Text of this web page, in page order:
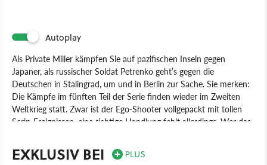
Autoplay
Als Private Miller kämpfen Sie auf pazifischen Inseln gegen
Japaner, als russischer Soldat Petrenko geht’s gegen die
Deutschen in Stalingrad, um und in Berlin zur Sache. Sie merken:
Die Kämpfe im fünften Teil der Serie finden wieder im Zweiten
Weltkrieg statt. Zwar ist der Ego-Shooter vollgepackt mit tollen
Scrip-Ereignissen, eine richtige Handlung fehlt allerdings. Wer das
die sich zudem auch im Koop spielen lässt.
EXKLUSIV BEI